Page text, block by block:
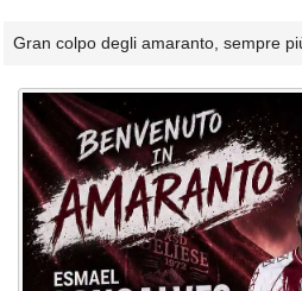
Gran colpo degli amaranto, sempre